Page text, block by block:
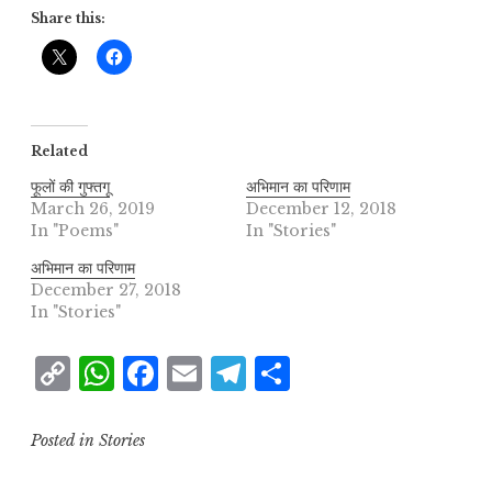
Share this:
Related
फूलों की गुफ्तगू
March 26, 2019
In "Poems"
अभिमान का परिणाम
December 12, 2018
In "Stories"
अभिमान का परिणाम
December 27, 2018
In "Stories"
C
p
W
at
F
E
T
Posted in Stories